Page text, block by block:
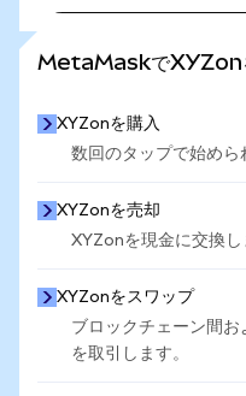
MetaMaskでXYZon
XYZonを購入
数回のタップで始めら
XYZonを売却
XYZonを現金に交換し
XYZonをスワップ
ブロックチェーン間
を取引します。